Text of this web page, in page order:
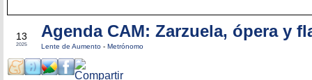
13
2025
Agenda CAM: Zarzuela, ópera y
Lente de Aumento - Metrónomo